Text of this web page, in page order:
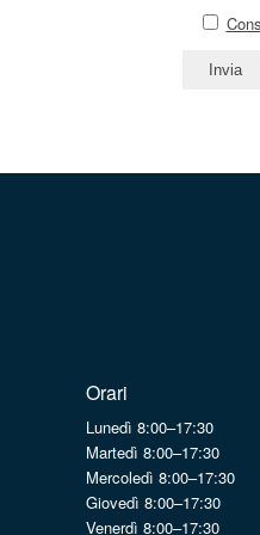
Orari
Lunedì 8:00–17:30
Martedì 8:00–17:30
Mercoledì 8:00–17:30
Giovedì 8:00–17:30
Venerdì 8:00–17:30